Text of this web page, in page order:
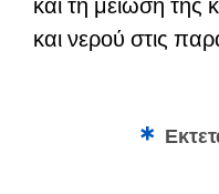
και νερού στις